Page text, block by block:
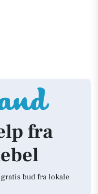
fra
bud fra lokale